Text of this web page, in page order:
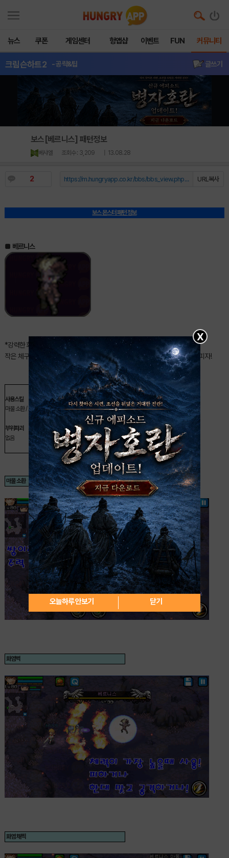
뉴스 쿠폰 게임센터 헝앱샵 이벤트 FUN 커뮤니티
크림슨하트2 - 공략&팁 글쓰기
보스[베르니스] 패턴정보
베샤엘 조회수 : 3,209 | 13.08.28
2 URL복사
https://m.hungryapp.co.kr/bbs/bbs_view.php?durl=Y...
보스 몬스터 패턴 정보
■ 베르니스
*강력한 화염 마법과 부하를 소환하는 인간형 보스 베르니스!
작은 체구때문인지 준비동작 확인이 어렵기 때문에 보스 체력을 주의깊게 살피자!
사용스킬
마물 소환 / 화염벽 / 화염채찍 / 화염마법진 / 화염연사
부위파괴
없음
마물 소환
화염벽
화염 채찍
X
오늘하루 안보기 닫기